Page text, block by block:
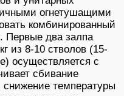
огнетушащими
комбинированный
Первые два залпа
из 8-10 стволов (15-
осуществляется с
сбивание
температуры